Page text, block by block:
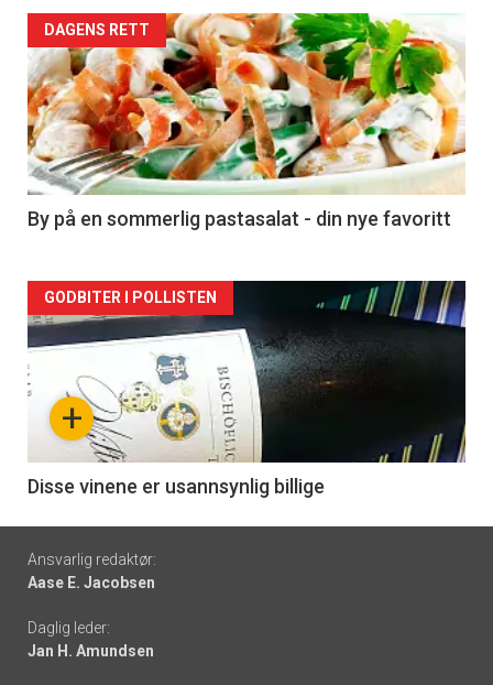
Forsiden
akkurat
nå
-
5
DAGENS RETT
By på en sommerlig pastasalat - din nye favoritt
Forsiden
akkurat
nå
6
+
GODBITER I POLLISTEN
Disse vinene er usannsynlig billige
Footer
-
links
Ansvarlig redaktør:
Aase E. Jacobsen
Daglig leder:
Jan H. Amundsen